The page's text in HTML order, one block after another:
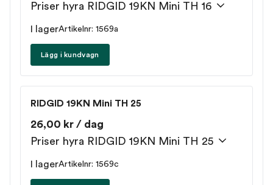
Priser hyra RIDGID 19KN Mini TH 16
I lagerArtikelnr: 1569a
Lägg i kundvagn
RIDGID 19KN Mini TH 25
26,00 kr / dag
Priser hyra RIDGID 19KN Mini TH 25
I lagerArtikelnr: 1569c